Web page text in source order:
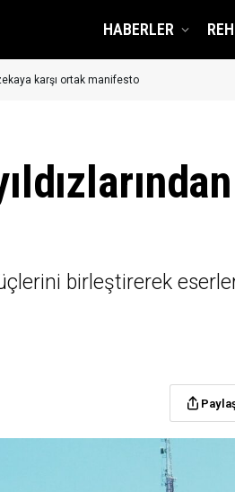
HABERLER
karşı ortak manifesto
birleştirerek